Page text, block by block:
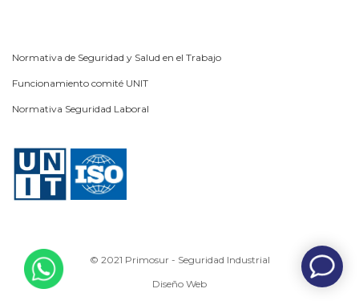
Normativa de Seguridad y Salud en el Trabajo
Funcionamiento comité UNIT
Normativa Seguridad Laboral
© 2021 Primosur - Seguridad Industrial
Diseño Web